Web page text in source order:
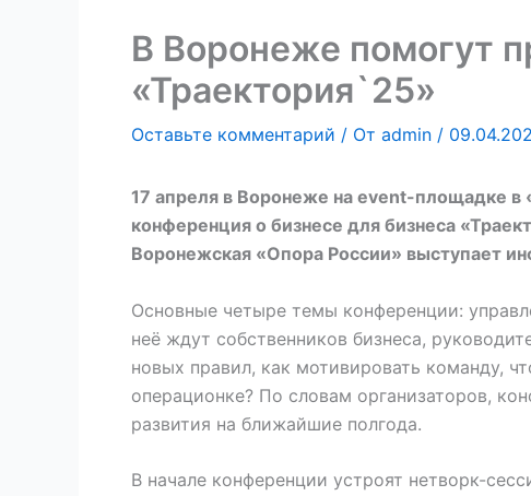
В Воронеже помогут
«Траектория`25»
Оставьте комментарий / От admin /
17 апреля в Воронеже на event-площадке в
конференция о бизнесе для бизнеса
Воронежская «Опора России» выступает
Основные четыре темы конференции:
неё ждут собственников бизнеса,
новых правил, как мотивировать команду,
операционке? По словам организаторов,
развития на ближайшие полгода.
В начале конференции устроят нетворк-